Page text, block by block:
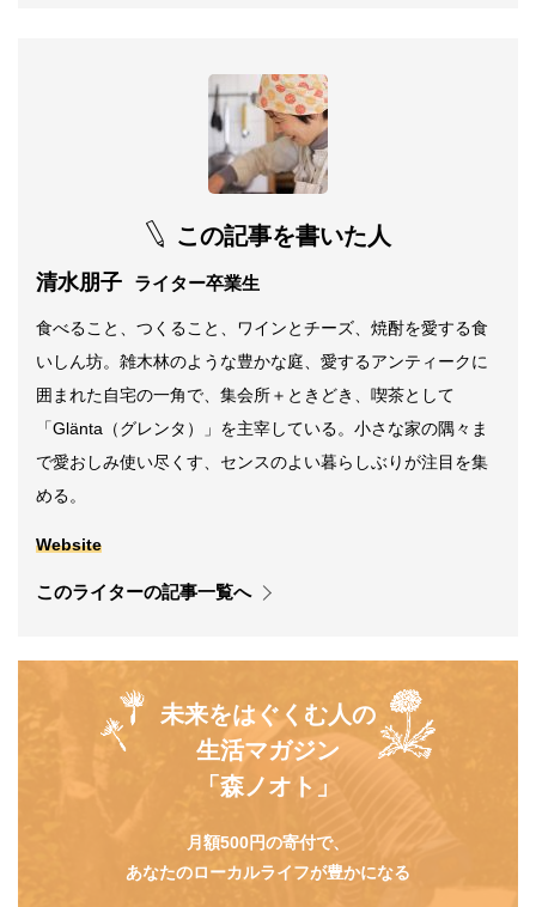
この記事を書いた人
清水朋子 ライター卒業生
食べること、つくること、ワインとチーズ、焼酎を愛する食
いしん坊。雑木林のような豊かな庭、愛するアンティークに
囲まれた自宅の一角で、集会所＋ときどき、喫茶として
「Glänta（グレンタ）」を主宰している。小さな家の隅々ま
で愛おしみ使い尽くす、センスのよい暮らしぶりが注目を集
める。
Website
このライターの記事一覧へ
未来をはぐくむ人の
生活マガジン
「森ノオト」
月額500円の寄付で、
あなたのローカルライフが豊かになる